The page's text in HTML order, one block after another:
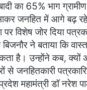
का 65% भाग
जनहित में आगे बढ़
विशेष जोर दिया
बिजनौर ने बताया कि
है। उन्होंने कब, क्यों
से जनहितकारी
महामंत्री डॉ नरेश